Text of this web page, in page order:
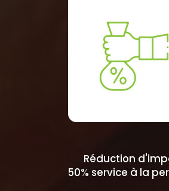
Réduction
50% service à la